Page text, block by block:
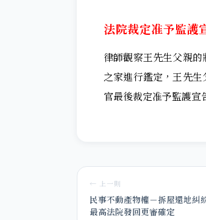
法院裁定准予監護
律師觀察王先生父親
之家進行鑑定，王先
官最後裁定准予監護宣
← 上一則
民事不動產物權－拆屋還地糾
最高法院發回更審確定